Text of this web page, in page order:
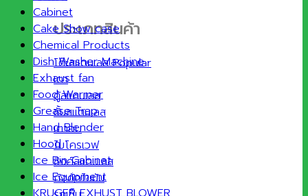
ประเภทสินค้า
โต๊ะสแตนเลส
เตา
ตู้สแตนเลส
ชั้นสแตนเลส
เตาอบ
ไมโครเวฟ
ซิงค์สแตนเลส
ถังดักไขมัน
Cabinet
Cake Show case
Chemical Products
Dish Washer Machine
Exhaust fan
Food Warmer
Grease Trap
Hand Blender
Hood
Ice Bin Cabinet
Ice Equipment